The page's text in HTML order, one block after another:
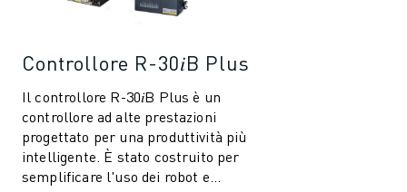
Controllore R-30𝑖B Plus
Il controllore R-30𝑖B Plus è un
controllore ad alte prestazioni
progettato per una produttività più
intelligente. È stato costruito per
semplificare l'uso dei robot e